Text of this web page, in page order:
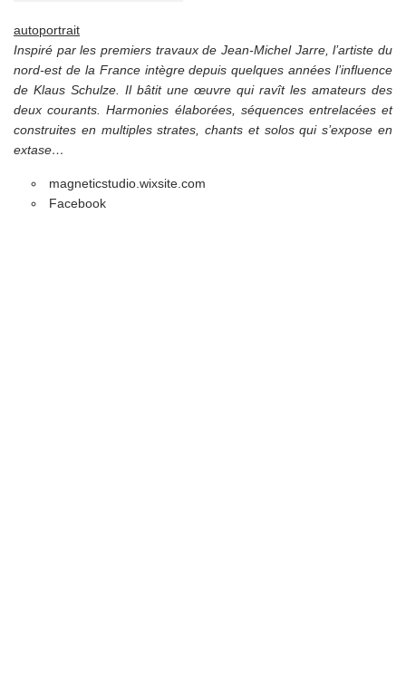
autoportrait
Inspiré par les premiers travaux de Jean-Michel Jarre, l’artiste du
nord-est de la France intègre depuis quelques années l’influence
de Klaus Schulze. Il bâtit une œuvre qui ravît les amateurs des
deux courants. Harmonies élaborées, séquences entrelacées et
construites en multiples strates, chants et solos qui s’expose en
extase…
magneticstudio.wixsite.com
Facebook